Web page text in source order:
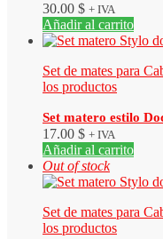
30.00 $ + IVA
Añadir al carrito
Set de mates para
los productos
Set matero estilo
17.00 $ + IVA
Añadir al carrito
Out of stock
Set de mates para
los productos